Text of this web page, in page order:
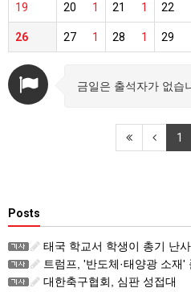
19 1
20 1
21 22
26 1
27 1
28 29
금일은 출석자가 없습
1
Posts
태국 학교서 학생이 총기 난
트럼프, '반도체·태양광 소재' 폴리실리콘
대한축구협회, 심판 성접대